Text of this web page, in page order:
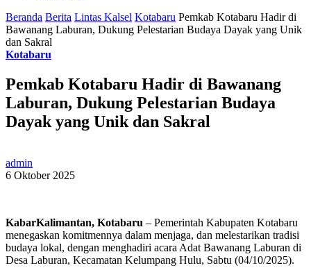
Beranda Berita Lintas Kalsel Kotabaru Pemkab Kotabaru Hadir di
Bawanang Laburan, Dukung Pelestarian Budaya Dayak yang Unik
dan Sakral
Kotabaru
Pemkab Kotabaru Hadir di Bawanang
Laburan, Dukung Pelestarian Budaya
Dayak yang Unik dan Sakral
admin
6 Oktober 2025
KabarKalimantan, Kotabaru – Pemerintah Kabupaten Kotabaru
menegaskan komitmennya dalam menjaga, dan melestarikan tradisi
budaya lokal, dengan menghadiri acara Adat Bawanang Laburan di
Desa Laburan, Kecamatan Kelumpang Hulu, Sabtu (04/10/2025).